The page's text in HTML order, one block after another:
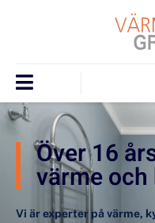
Över 16
värme och
Vi är experter på värme,